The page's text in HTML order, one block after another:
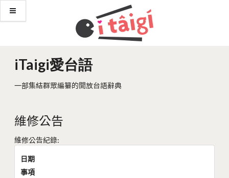
iTaigi愛台語
一部集結群眾編纂的開放台語辭典
維修公告
維修公告紀錄:
日期
事項